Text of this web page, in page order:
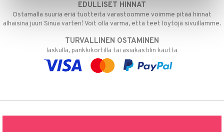
EDULLISET HINNAT
Ostamalla suuria eriä tuotteita varastoomme voimme pitää hinnat
alhaisina juuri Sinua varten! Voit olla varma, että teet löytöjä sivuillamme.
TURVALLINEN OSTAMINEN
laskulla, pankkikortilla tai asiakastilin kautta